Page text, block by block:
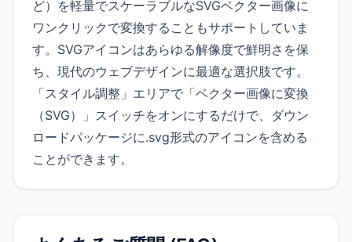
ど）を軽量でスケーラブルなSVGベクター画像に
ワンクリックで変換することもサポートしていま
す。SVGアイコンはあらゆる解像度で鮮明さを保
ち、現代のウェブデザインに最適な選択肢です。
「スタイル調整」エリアで「ベクター画像に変換
（SVG）」スイッチをオンにするだけで、ダウン
ロードパッケージに.svg形式のアイコンを含める
ことができます。